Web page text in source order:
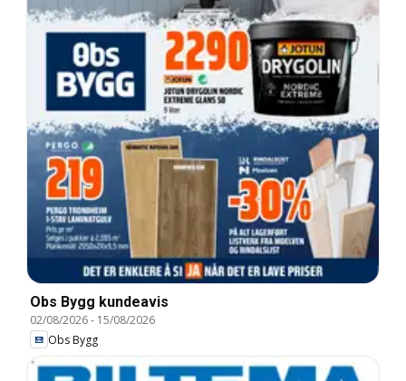
Obs Bygg kundeavis
02/08/2026- 15/08/2026
Obs Bygg